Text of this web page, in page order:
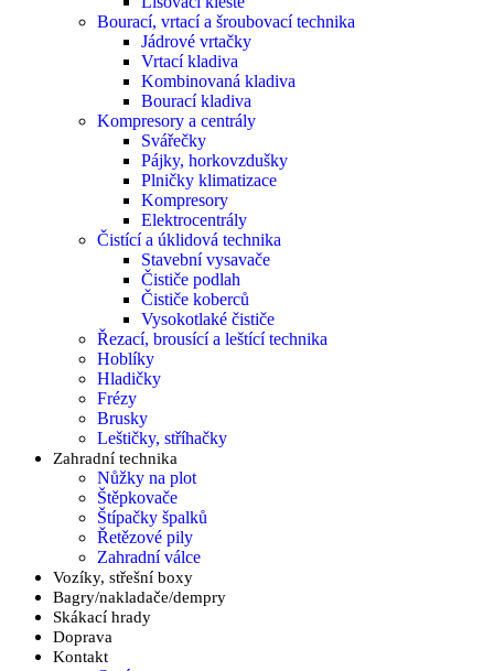
Bourací, vrtací a šroubovací technika
Jádrové vrtačky
Vrtací kladiva
Kombinovaná kladiva
Bourací kladiva
Kompresory a centrály
Svářečky
Pájky, horkovzdušky
Plničky klimatizace
Kompresory
Elektrocentrály
Čistící a úklidová technika
Stavební vysavače
Čističe podlah
Čističe koberců
Vysokotlaké čističe
Řezací, brousící a leštící technika
Hoblíky
Hladičky
Frézy
Brusky
Leštičky, stříhačky
Zahradní technika
Nůžky na plot
Štěpkovače
Štípačky špalků
Řetězové pily
Zahradní válce
Vozíky, střešní boxy
Bagry/nakladače/dempry
Skákací hrady
Doprava
Kontakt